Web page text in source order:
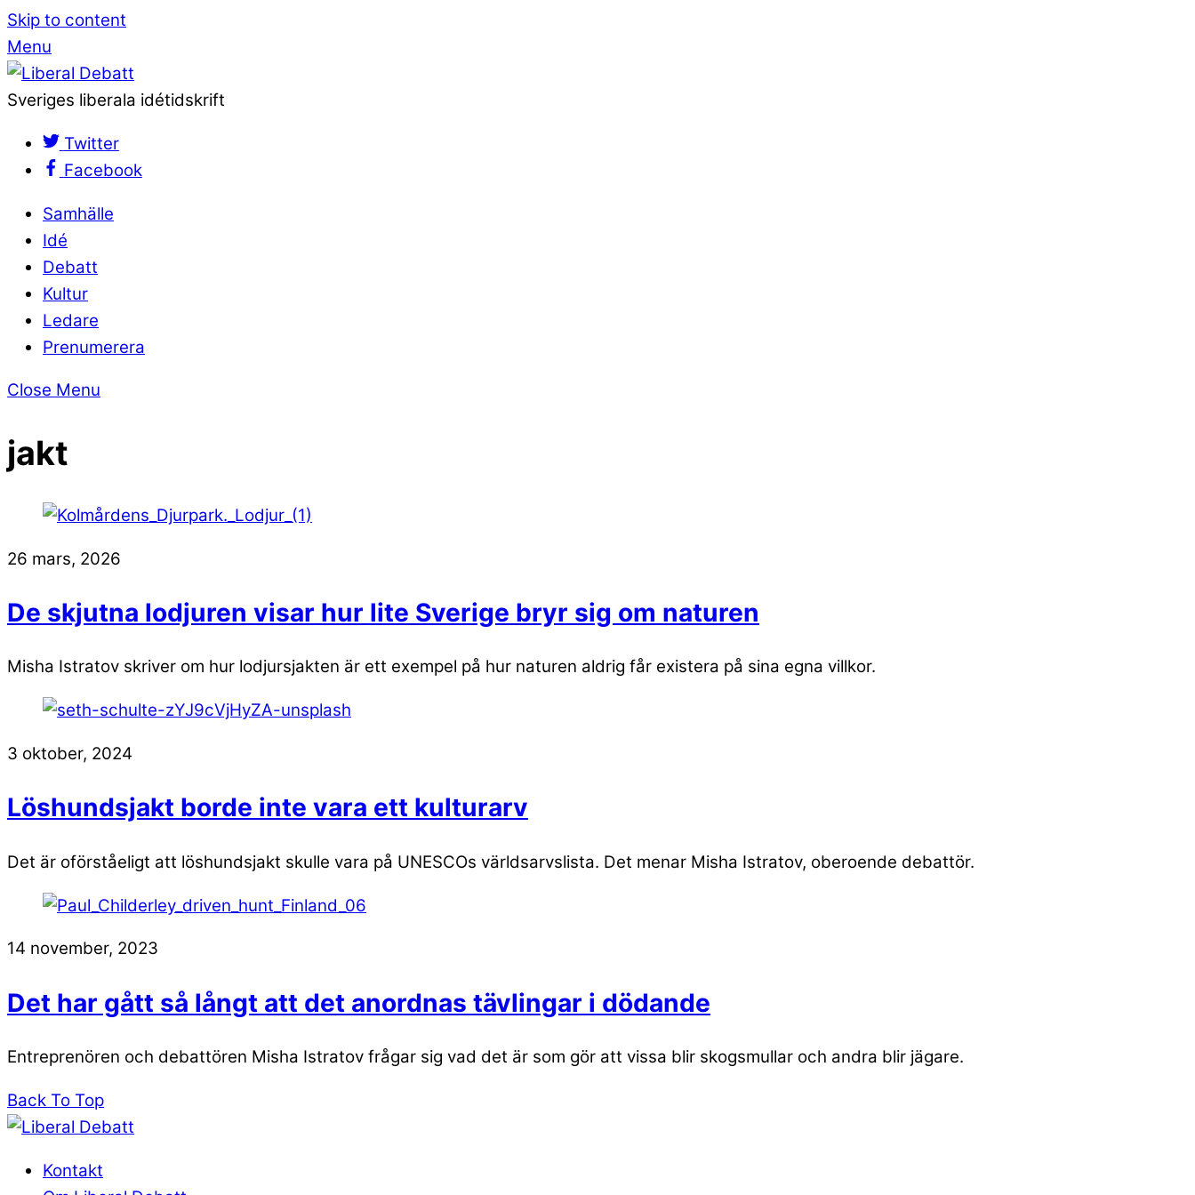
Skip to content
Menu
Sveriges liberala idétidskrift
Twitter
Facebook
Samhälle
Idé
Debatt
Kultur
Ledare
Prenumerera
Close Menu
jakt
26 mars, 2026
De skjutna lodjuren visar hur lite Sverige bryr sig om naturen
Misha Istratov skriver om hur lodjursjakten är ett exempel på hur naturen aldrig får existera på sina egna villkor.
3 oktober, 2024
Löshundsjakt borde inte vara ett kulturarv
Det är oförståeligt att löshundsjakt skulle vara på UNESCOs världsarvslista. Det menar Misha Istratov, oberoende debattör.
14 november, 2023
Det har gått så långt att det anordnas tävlingar i dödande
Entreprenören och debattören Misha Istratov frågar sig vad det är som gör att vissa blir skogsmullar och andra blir jägare.
Back To Top
Kontakt